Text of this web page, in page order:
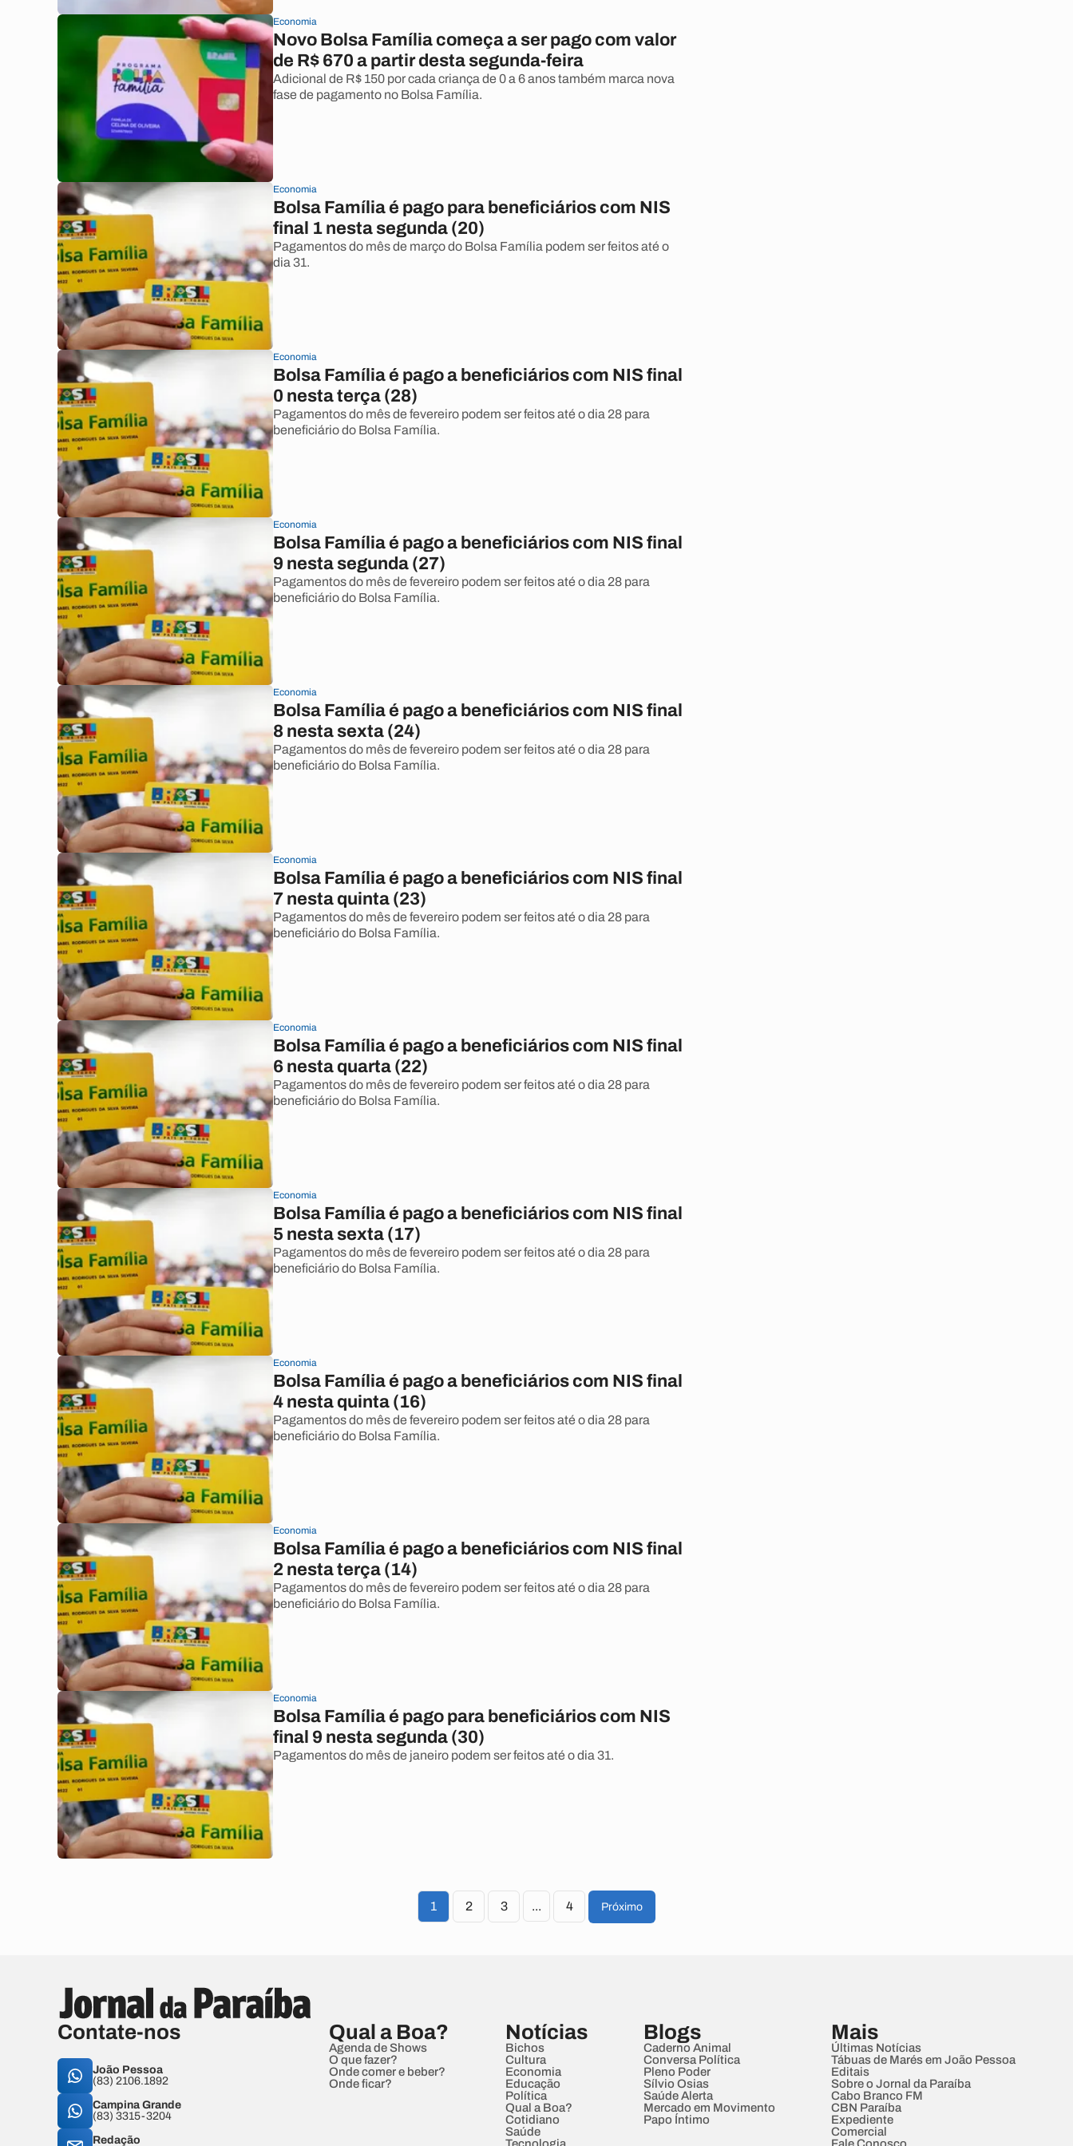
Economia
Novo Bolsa Família começa a ser pago com valor
de R$ 670 a partir desta segunda-feira
Adicional de R$ 150 por cada criança de 0 a 6 anos também marca nova
fase de pagamento no Bolsa Família.
Economia
Bolsa Família é pago para beneficiários com NIS
final 1 nesta segunda (20)
Pagamentos do mês de março do Bolsa Família podem ser feitos até o
dia 31.
Economia
Bolsa Família é pago a beneficiários com NIS final
0 nesta terça (28)
Pagamentos do mês de fevereiro podem ser feitos até o dia 28 para
beneficiário do Bolsa Família.
Economia
Bolsa Família é pago a beneficiários com NIS final
9 nesta segunda (27)
Pagamentos do mês de fevereiro podem ser feitos até o dia 28 para
beneficiário do Bolsa Família.
Economia
Bolsa Família é pago a beneficiários com NIS final
8 nesta sexta (24)
Pagamentos do mês de fevereiro podem ser feitos até o dia 28 para
beneficiário do Bolsa Família.
Economia
Bolsa Família é pago a beneficiários com NIS final
7 nesta quinta (23)
Pagamentos do mês de fevereiro podem ser feitos até o dia 28 para
beneficiário do Bolsa Família.
Economia
Bolsa Família é pago a beneficiários com NIS final
6 nesta quarta (22)
Pagamentos do mês de fevereiro podem ser feitos até o dia 28 para
beneficiário do Bolsa Família.
Economia
Bolsa Família é pago a beneficiários com NIS final
5 nesta sexta (17)
Pagamentos do mês de fevereiro podem ser feitos até o dia 28 para
beneficiário do Bolsa Família.
Economia
Bolsa Família é pago a beneficiários com NIS final
4 nesta quinta (16)
Pagamentos do mês de fevereiro podem ser feitos até o dia 28 para
beneficiário do Bolsa Família.
Economia
Bolsa Família é pago a beneficiários com NIS final
2 nesta terça (14)
Pagamentos do mês de fevereiro podem ser feitos até o dia 28 para
beneficiário do Bolsa Família.
Economia
Bolsa Família é pago para beneficiários com NIS
final 9 nesta segunda (30)
Pagamentos do mês de janeiro podem ser feitos até o dia 31.
1 2 3 ... 4 Próximo
Contate-nos
João Pessoa
(83) 2106.1892
Campina Grande
(83) 3315-3204
Redação
Qual a Boa?
Agenda de Shows
O que fazer?
Onde comer e beber?
Onde ficar?
Notícias
Bichos
Cultura
Economia
Educação
Política
Qual a Boa?
Cotidiano
Saúde
Blogs
Caderno Animal
Conversa Política
Pleno Poder
Sílvio Osias
Saúde Alerta
Mercado em Movimento
Papo Íntimo
Mais
Últimas Notícias
Tábuas de Marés em João Pessoa
Editais
Sobre o Jornal da Paraíba
Cabo Branco FM
CBN Paraíba
Expediente
Comercial